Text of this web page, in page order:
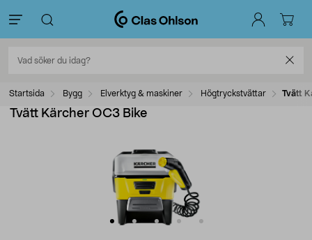
Startsida Bygg Elverktyg & maskiner Högtryckstvättar Tvätt
Tvätt Kärcher OC3 Bike